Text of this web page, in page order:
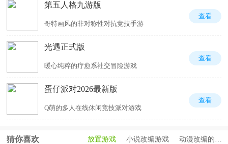
第五人格九游版
哥特画风的非对称性对抗竞技手游
查看
光遇正式版
暖心纯粹的疗愈系社交冒险游戏
查看
蛋仔派对2026最新版
Q萌的多人在线休闲竞技派对游戏
查看
放置游戏 小说改编游戏 动漫改编的游戏
猜你喜欢